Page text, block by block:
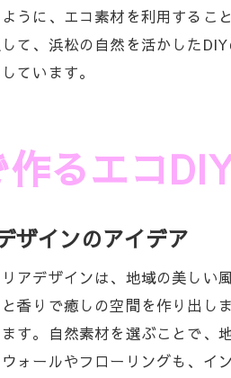
エコDIYで可能にする快
自然を感じる住まいでの
浜松の自然素材を活かしたエ
浜松の自然を活かした持
社会貢献につながるエコ
うに、エコ素材を利用する
て、浜松の自然を活かした
ています。
るエコ
ザインのアイデア
アデザインは、地域の美し
香りで癒しの空間を作り出
す。自然素材を選ぶことで
ォールやフローリングも、